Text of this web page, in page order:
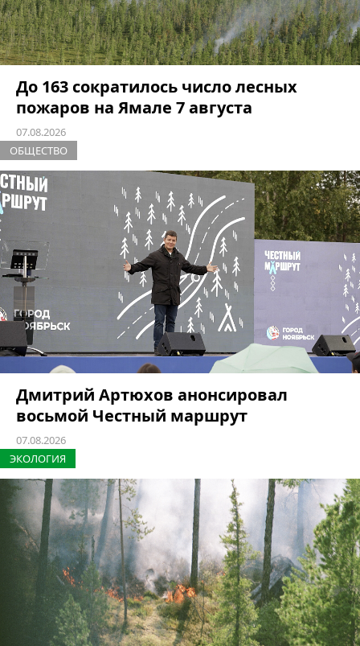
До 163 сократилось число лесных
пожаров на Ямале 7 августа
07.08.2026
ОБЩЕСТВО
Дмитрий Артюхов анонсировал
восьмой Честный маршрут
07.08.2026
ЭКОЛОГИЯ